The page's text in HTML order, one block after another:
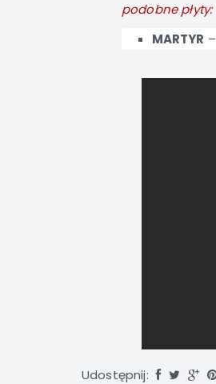
podobne płyty:
MARTYR –
Udostępnij: